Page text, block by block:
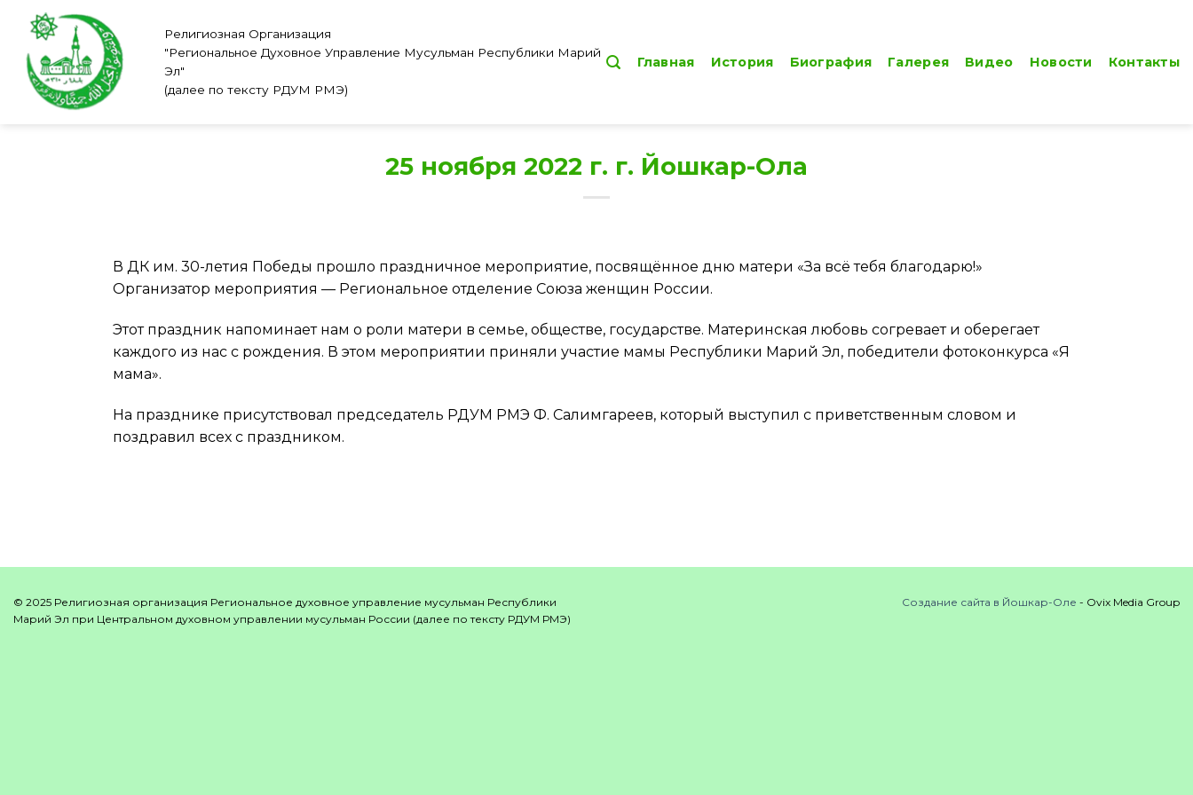
content
Религиозная Организация
"Региональное Духовное Управление Мусульман Республики Марий
Эл"
(далее по тексту РДУМ РМЭ)
Главная История Биография Галерея Видео Новости Контакты
25 ноября 2022 г. г. Йошкар-Ола
В ДК им. 30-летия Победы прошло праздничное мероприятие, посвящённое дню матери «За всё тебя благодарю!»
Организатор мероприятия — Региональное отделение Союза женщин России.
Этот праздник напоминает нам о роли матери в семье, обществе, государстве. Материнская любовь согревает и оберегает
каждого из нас с рождения. В этом мероприятии приняли участие мамы Республики Марий Эл, победители фотоконкурса «Я
мама».
На празднике присутствовал председатель РДУМ РМЭ Ф. Салимгареев, который выступил с приветственным словом и
поздравил всех с праздником.
© 2025 Религиозная организация Региональное духовное управление мусульман Республики
Марий Эл при Центральном духовном управлении мусульман России (далее по тексту РДУМ РМЭ)
Создание сайта в Йошкар-Оле - Ovix Media Group